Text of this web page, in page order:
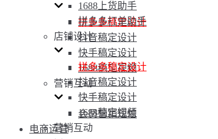
拼多多稿定设计
抖音稿定设计
快手稿定设计
1688稿定视频
营销互动
会员营销短信
电商运营
1688上货助手
拼多多打单助手
店铺设计
拼多多稿定设计
抖音稿定设计
快手稿定设计
1688稿定视频
营销互动